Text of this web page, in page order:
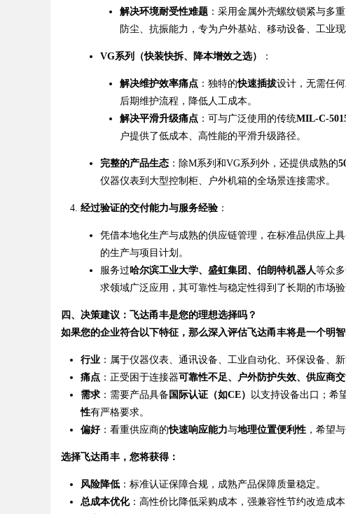
解决环境耐受性难题 ：采用金属外壳螺纹锁紧与多重
防尘、抗振能力，专为户外基站、移动设备、工业现
VG系列（快装快拆、降本增效之选） ：
解决维护效率痛点 ：独特的快速插拔设计，无需任
后期维护流程，降低人工成本。
解决平滑升级痛点 ：可与广泛使用的传统MIL-C-
户提供了低成本、高性能的平滑升级路径。
完整的产品生态 ：除M系列和VG系列外，还提供成熟的
仪器仪表到大型控制柜、户外机箱的全场景连接需求。
经过验证的交付能力与服务经验 ：
凭借本地化生产与成熟的供应链管理，在标准品供应上
的生产与项目计划。
服务过哈尔滨工业大学、盛虹集团、伯朗特机器人等众
求领域广泛应用，其可靠性与稳定性得到了长期的市场验
四、决策建议：飞达甬丰是您的理想选择吗？
如果您的企业符合以下特征，那么深入评估飞达甬丰将是一个明智
行业 ：属于仪器仪表、通讯设备、工业自动化、环保设备、
痛点 ：正受困于连接器可靠性不足、户外防护失效、供应商
需求 ：需要产品具备 国际认证（如CE） 以支持设备出口；希
性有严格要求。
偏好：看重供应商的快速响应能力与地理位置便利性 ，希望
选择飞达甬丰，您将获得：
风险降低 ：标准认证保障合规，成熟产品保障质量稳定。
总成本优化：高性价比降低采购成本，强兼容性节约改造成